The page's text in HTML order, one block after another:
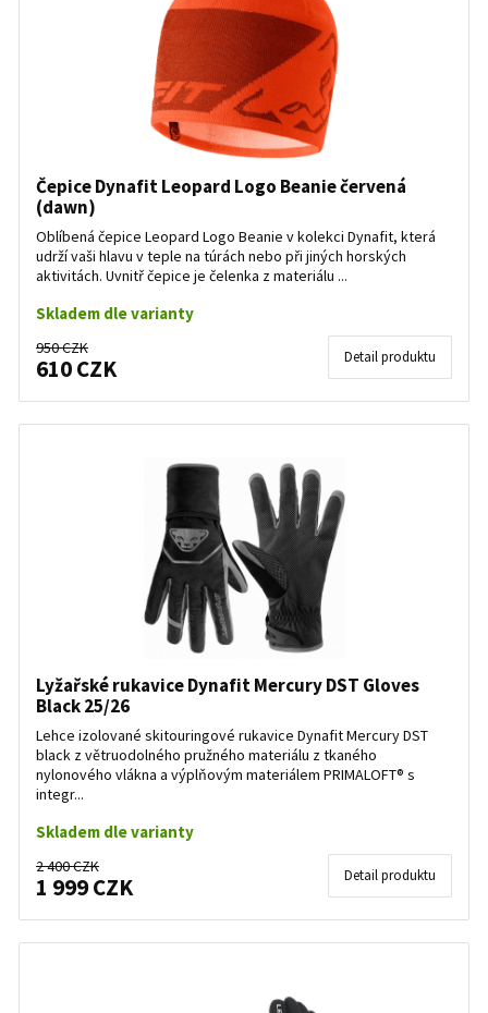
Čepice Dynafit Leopard Logo Beanie červená
(dawn)
Oblíbená čepice Leopard Logo Beanie v kolekci Dynafit, která
udrží vaši hlavu v teple na túrách nebo při jiných horských
aktivitách. Uvnitř čepice je čelenka z materiálu ...
Skladem dle varianty
950 CZK
610 CZK Detail produktu
Lyžařské rukavice Dynafit Mercury DST Gloves
Black 25/26
Lehce izolované skitouringové rukavice Dynafit Mercury DST
black z větruodolného pružného materiálu z tkaného
nylonového vlákna a výplňovým materiálem PRIMALOFT® s
integr...
Skladem dle varianty
2 400 CZK
1 999 CZK Detail produktu